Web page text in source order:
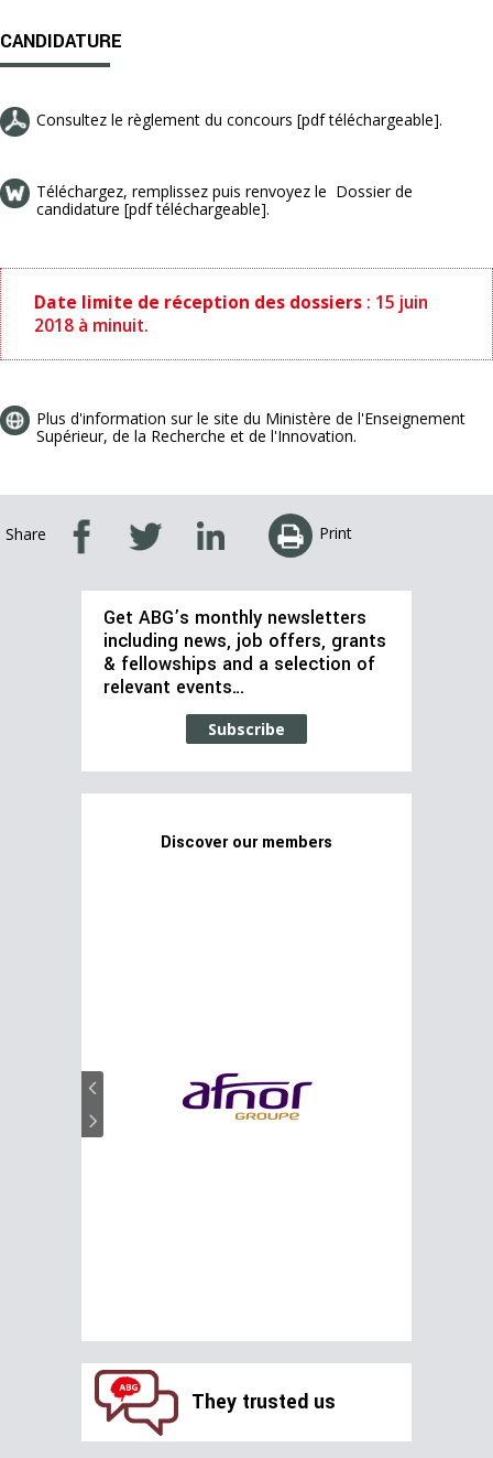
CANDIDATURE
Consultez le règlement du concours [pdf téléchargeable].
Téléchargez, remplissez puis renvoyez le Dossier de
candidature [pdf téléchargeable].
Date limite de réception des dossiers : 15 juin
2018 à minuit.
Plus d'information sur le site du Ministère de l'Enseignement
Supérieur, de la Recherche et de l'Innovation.
Share Print
Get ABG’s monthly newsletters
including news, job offers, grants
& fellowships and a selection of
relevant events…
Subscribe
Discover our members
They trusted us